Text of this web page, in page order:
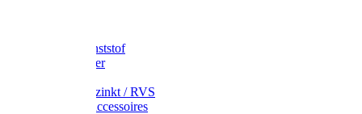
Emmer kunststof
Schepemmer
Emmer verzinkt / RVS
Regenton accessoires